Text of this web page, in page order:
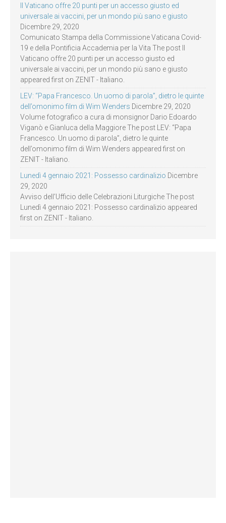
Il Vaticano offre 20 punti per un accesso giusto ed
universale ai vaccini, per un mondo più sano e giusto
Dicembre 29, 2020
Comunicato Stampa della Commissione Vaticana Covid-
19 e della Pontificia Accademia per la Vita The post Il
Vaticano offre 20 punti per un accesso giusto ed
universale ai vaccini, per un mondo più sano e giusto
appeared first on ZENIT - Italiano.
LEV: “Papa Francesco. Un uomo di parola”, dietro le quinte
dell’omonimo film di Wim Wenders Dicembre 29, 2020
Volume fotografico a cura di monsignor Dario Edoardo
Viganò e Gianluca della Maggiore The post LEV: “Papa
Francesco. Un uomo di parola”, dietro le quinte
dell’omonimo film di Wim Wenders appeared first on
ZENIT - Italiano.
Lunedì 4 gennaio 2021: Possesso cardinalizio Dicembre
29, 2020
Avviso dell’Ufficio delle Celebrazioni Liturgiche The post
Lunedì 4 gennaio 2021: Possesso cardinalizio appeared
first on ZENIT - Italiano.